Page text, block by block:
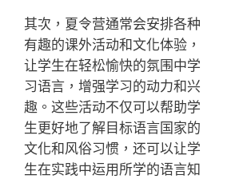
其次，夏令营通常会安排各种
有趣的课外活动和文化体验，
让学生在轻松愉快的氛围中学
习语言，增强学习的动力和兴
趣。这些活动不仅可以帮助学
生更好地了解目标语言国家的
文化和风俗习惯，还可以让学
生在实践中运用所学的语言知